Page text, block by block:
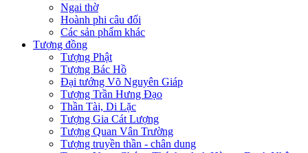
Ngai thờ
Hoành phi câu đối
Các sản phẩm khác
Tượng đồng
Tượng Phật
Tượng Bác Hồ
Đại tướng Võ Nguyên Giáp
Tượng Trần Hưng Đạo
Thần Tài, Di Lặc
Tượng Gia Cát Lượng
Tượng Quan Vân Trường
Tượng truyền thần - chân dung